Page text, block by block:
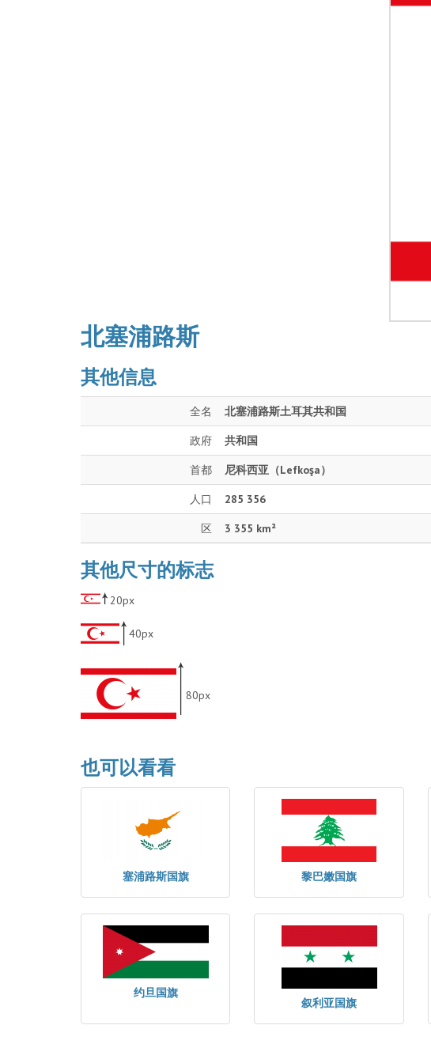
北塞浦路斯
其他信息
全名 北塞浦路斯土耳其共和国
政府 共和国
首都 尼科西亚（Lefkoşa）
人口 285 356
区 3 355 km²
其他尺寸的标志
20px
40px
80px
也可以看看
塞浦路斯国旗 黎巴嫩国旗
约旦国旗
叙利亚国旗